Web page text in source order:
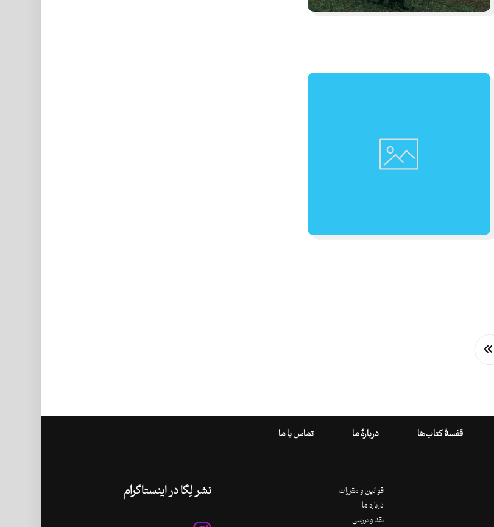
قفسۀ کتاب‌ها دربارۀ ما تماس با ما
قوانین و مقررات
درباره ما
نقد و بررسی
نشر لِگا در اینستاگرام